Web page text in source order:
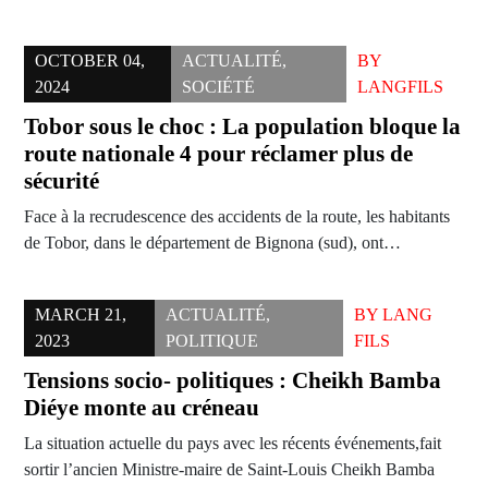
OCTOBER 04,
2024
ACTUALITÉ,
SOCIÉTÉ
BY
LANGFILS
Tobor sous le choc : La population bloque la
route nationale 4 pour réclamer plus de
sécurité
Face à la recrudescence des accidents de la route, les habitants
de Tobor, dans le département de Bignona (sud), ont…
MARCH 21,
2023
ACTUALITÉ,
POLITIQUE
BYLANG
FILS
Tensions socio- politiques : Cheikh Bamba
Diéye monte au créneau
La situation actuelle du pays avec les récents événements,fait
sortir l’ancien Ministre-maire de Saint-Louis Cheikh Bamba